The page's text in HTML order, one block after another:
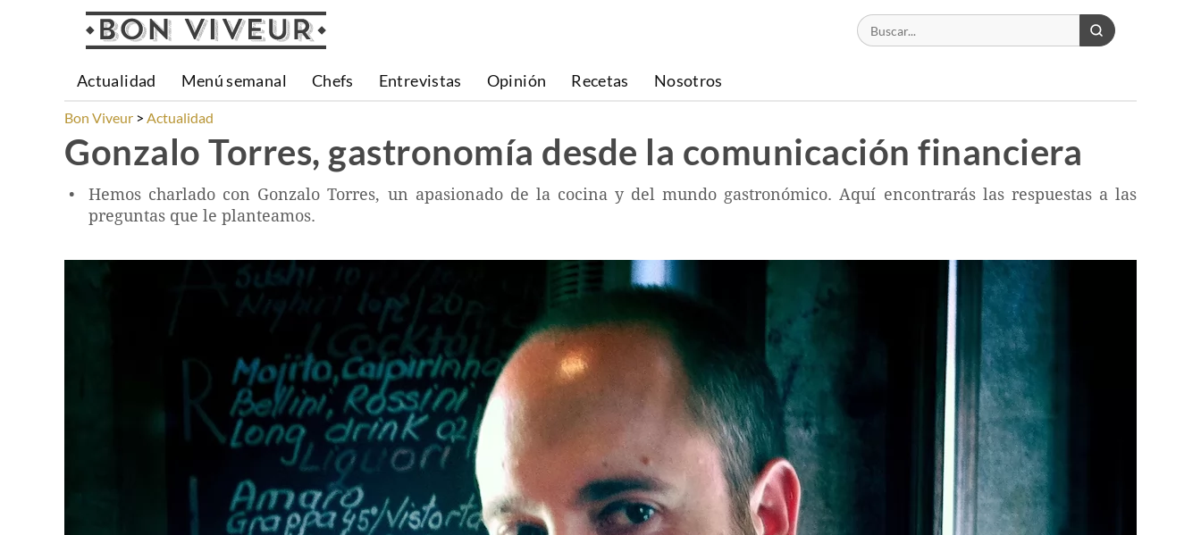
Actualidad Menú semanal Chefs Entrevistas Opinión Recetas Nosotros
Bon Viveur Actualidad
Gonzalo Torres, gastronomía desde la comunicación financiera
Hemos charlado con Gonzalo Torres, un apasionado de la cocina y del mundo gastronómico. Aquí encontrarás las respuestas a las
preguntas que le planteamos.